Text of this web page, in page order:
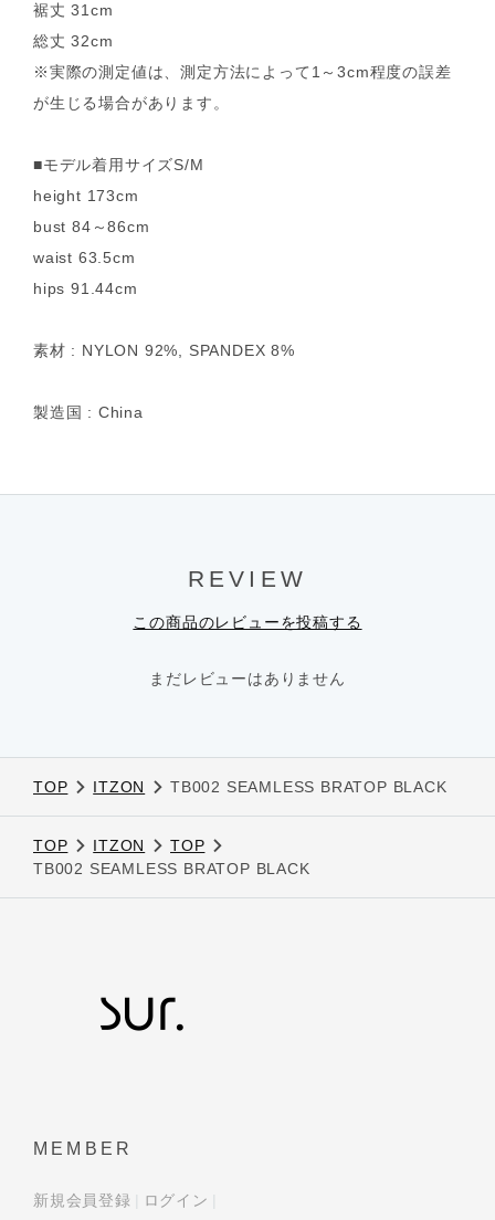
裾丈 31cm
総丈 32cm
※実際の測定値は、測定方法によって1～3cm程度の誤差
が生じる場合があります。
■モデル着用サイズS/M
height 173cm
bust 84～86cm
waist 63.5cm
hips 91.44cm
素材 : NYLON 92%, SPANDEX 8%
製造国 : China
REVIEW
この商品のレビューを投稿する
まだレビューはありません
TOP ITZON TB002 SEAMLESS BRATOP BLACK
TOP ITZON
TOP
TB002 SEAMLESS BRATOP BLACK
MEMBER
新規会員登録 ログイン